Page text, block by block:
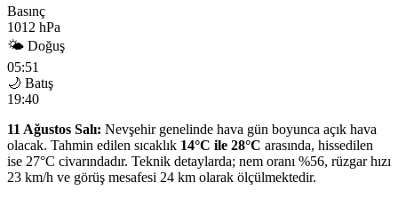
Basınç
1012 hPa
🌤 Doğuş
05:51
🌙 Batış
19:40
11 Ağustos Salı: Nevşehir genelinde hava gün boyunca açık hava
olacak. Tahmin edilen sıcaklık 14°C ile 28°C arasında, hissedilen
ise 27°C civarındadır. Teknik detaylarda; nem oranı %56, rüzgar hızı
23 km/h ve görüş mesafesi 24 km olarak ölçülmektedir.